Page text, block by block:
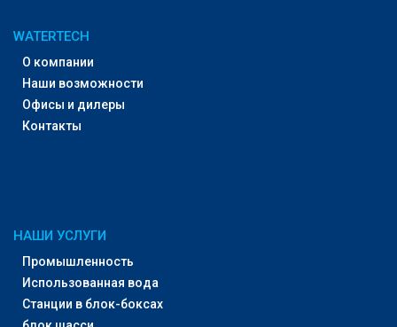
WATERTECH
О компании
Наши возможности
Офисы и дилеры
Контакты
НАШИ УСЛУГИ
Промышленность
Использованная вода
Станции в блок-боксах